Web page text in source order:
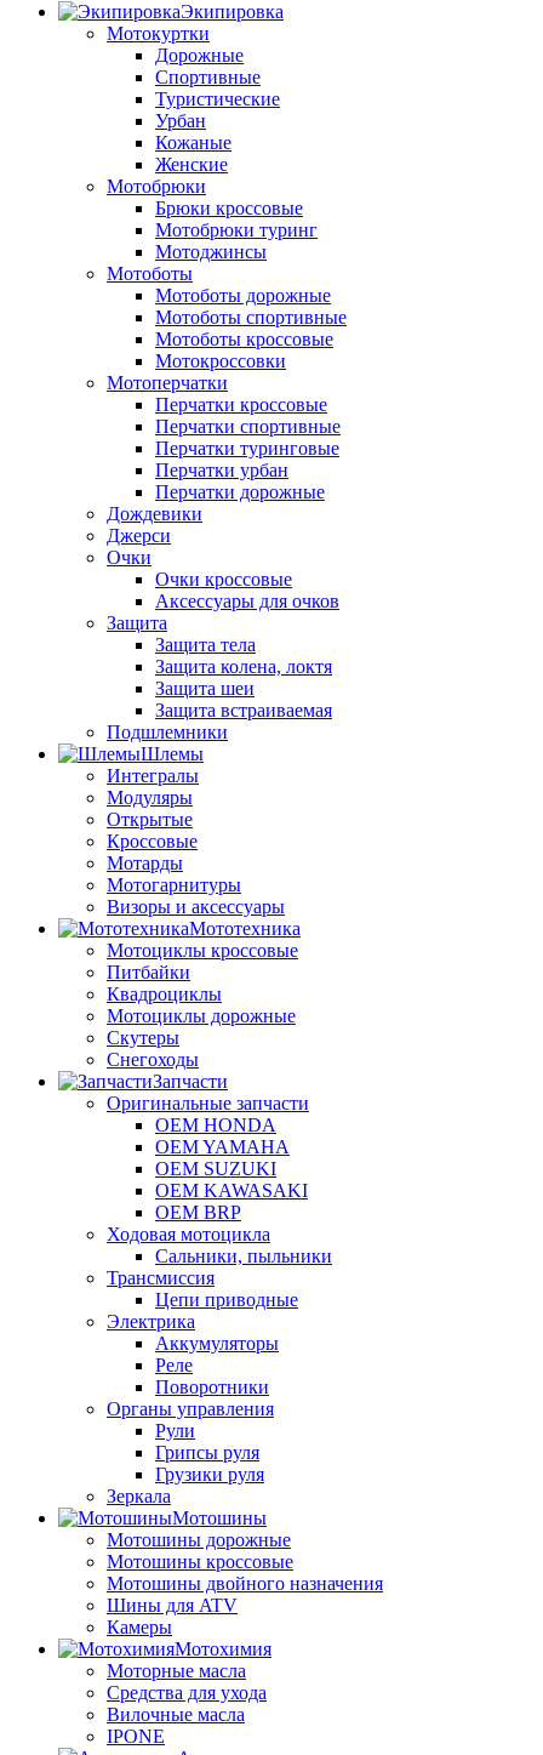
Экипировка
Мотокуртки
Дорожные
Спортивные
Туристические
Урбан
Кожаные
Женские
Мотобрюки
Брюки кроссовые
Мотобрюки туринг
Мотоджинсы
Мотоботы
Мотоботы дорожные
Мотоботы спортивные
Мотоботы кроссовые
Мотокроссовки
Мотоперчатки
Перчатки кроссовые
Перчатки спортивные
Перчатки туринговые
Перчатки урбан
Перчатки дорожные
Дождевики
Джерси
Очки
Очки кроссовые
Аксессуары для очков
Защита
Защита тела
Защита колена, локтя
Защита шеи
Защита встраиваемая
Подшлемники
Шлемы
Интегралы
Модуляры
Открытые
Кроссовые
Мотарды
Мотогарнитуры
Визоры и аксессуары
Мототехника
Мотоциклы кроссовые
Питбайки
Квадроциклы
Мотоциклы дорожные
Скутеры
Снегоходы
Запчасти
Оригинальные запчасти
OEM HONDA
OEM YAMAHA
OEM SUZUKI
OEM KAWASAKI
OEM BRP
Ходовая мотоцикла
Сальники, пыльники
Трансмиссия
Цепи приводные
Электрика
Аккумуляторы
Реле
Поворотники
Органы управления
Рули
Грипсы руля
Грузики руля
Зеркала
Мотошины
Мотошины дорожные
Мотошины кроссовые
Мотошины двойного назначения
Шины для ATV
Камеры
Мотохимия
Моторные масла
Средства для ухода
Вилочные масла
IPONE